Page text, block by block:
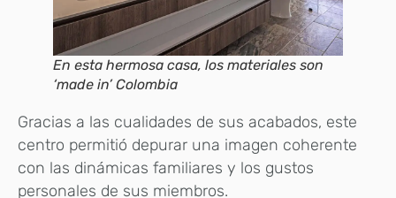
En esta hermosa casa, los materiales son
‘made in’ Colombia
Gracias a las cualidades de sus acabados, este
centro permitió depurar una imagen coherente
con las dinámicas familiares y los gustos
personales de sus miembros.